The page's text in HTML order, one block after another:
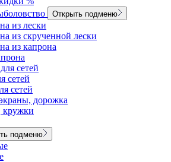
Открыть подменю
из лески
из скрученной лески
из капрона
сетей
сетей
сетей
дорожка
кружки
подменю